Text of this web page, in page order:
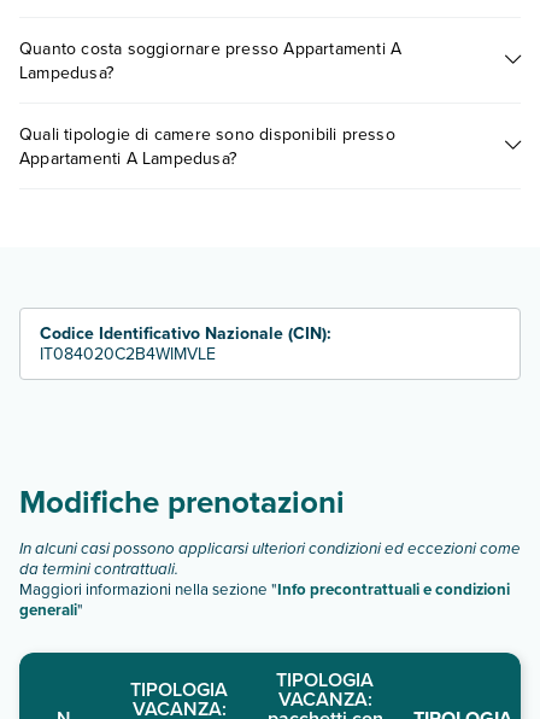
presso Appartamenti A Lampedusa. Scoprile tutte nella
sezione dedicata
Quanto costa soggiornare presso Appartamenti A
Lampedusa?
a vari fattori (per es. date, condizioni dell'hotel, ecc). Per
consultare i prezzi, compila il motore di ricerca e scegli
Quali tipologie di camere sono disponibili presso
Appartamenti A Lampedusa?
Scopri tutti i dettagli nel paragrafo dedicato "
descrizione".
Codice Identificativo Nazionale (CIN):
IT084020C2B4WIMVLE
Modifiche prenotazioni
In alcuni casi possono applicarsi ulteriori condizioni ed eccezioni come
da termini contrattuali.
Maggiori informazioni nella sezione "Info precontrattuali e condizioni
generali"
TIPOLOGIA
VACANZA:
TIPOLOGIA
VACANZA: